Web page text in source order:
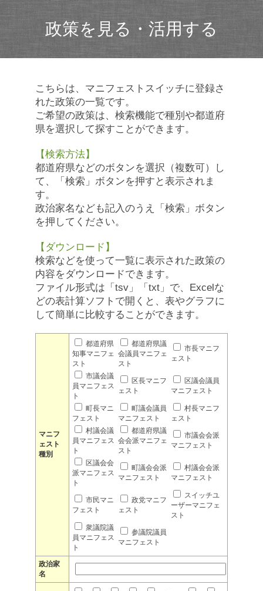
政策を見る・活用する
こちらは、マニフェストスイッチに登録さ
れた政策の一覧です。
ご希望の政策は、検索機能で種別や都道府
県を選択して探すことができます。
【検索方法】
都道府県などのボタンを選択（複数可）し
て、「検索」ボタンを押すと表示されま
す。
政治家名なども記入のうえ「検索」ボタン
を押してください。
【ダウンロード】
検索などを使って一覧に表示された政策の
内容をダウンロードできます。
ファイル形式は「tsv」「txt」で、Excelな
どの表計算ソフトで開くと、表やグラフに
して簡単に比較することができます。
マニフ
ェスト
種別
都道府県
知事マニフェ
スト
都道府県議
会議員マニフェ
スト
市長マニフ
ェスト
市議会議
員マニフェス
ト
区長マニフ
ェスト
区議会議員
マニフェスト
町長マニ
フェスト
町議会議員
マニフェスト
村長マニフ
ェスト
村議会議
員マニフェス
ト
都道府県議
会会派マニフェ
スト
市議会会派
マニフェスト
区議会会
派マニフェス
ト
町議会会派
マニフェスト
村議会会派
マニフェスト
市民マニ
フェスト
政党マニフ
ェスト
スイッチユ
ーザーマニフェ
スト
衆議院議
員マニフェス
ト
参議院議員
マニフェスト
政治家
名